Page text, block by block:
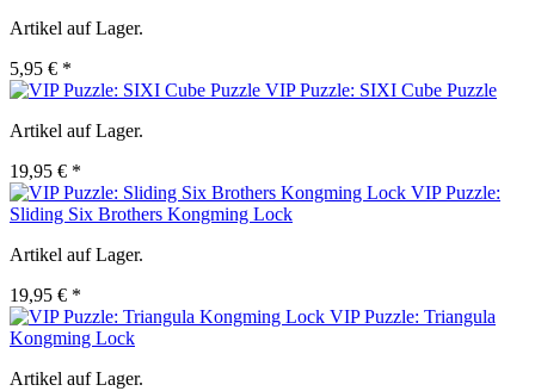
Artikel auf Lager.
5,95 € *
VIP Puzzle: SIXI Cube Puzzle
Artikel auf Lager.
19,95 € *
VIP Puzzle:
Sliding Six Brothers Kongming Lock
Artikel auf Lager.
19,95 € *
VIP Puzzle: Triangula
Kongming Lock
Artikel auf Lager.